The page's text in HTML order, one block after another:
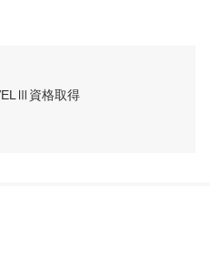
資格取得